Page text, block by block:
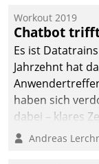
Datatrain. Die
Wohnungsbau-
Immobilien
sich dabei für
der Lösung
Cloud Platform
entschieden -
Unternehmen
Workout 2019
Chatbot
Es ist
Jahrzehnt hat
haben sich
dabei – klares
Fokussierung
Andreas